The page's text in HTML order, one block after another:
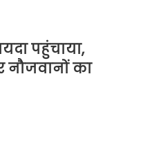
पहुंचाया,
नौजवानों का